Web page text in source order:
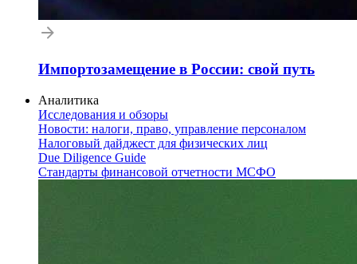
Импортозамещение в России: свой путь
Аналитика
Исследования и обзоры
Новости: налоги, право, управление персоналом
Налоговый дайджест для физических лиц
Due Diligence Guide
Стандарты финансовой отчетности МСФО